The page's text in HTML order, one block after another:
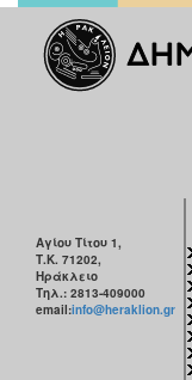
Αγίου Τίτου 1,
Τ.Κ. 71202,
Ηράκλειο
Τηλ.: 2813-409000
email:info@heraklion.gr